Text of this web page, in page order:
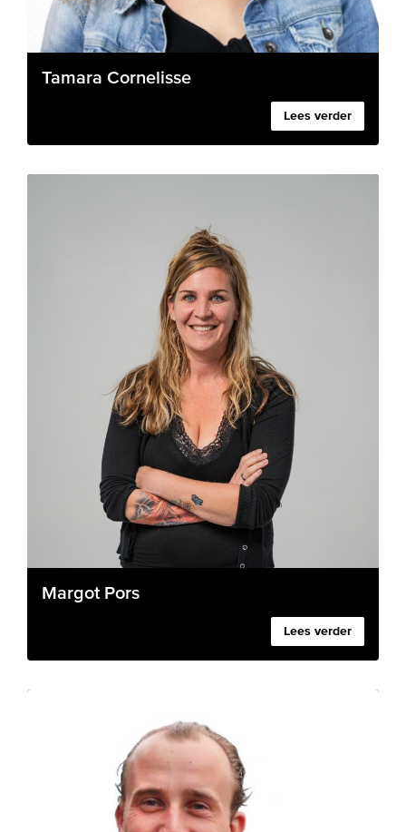
Tamara Cornelisse
Lees verder
Margot Pors
Lees verder